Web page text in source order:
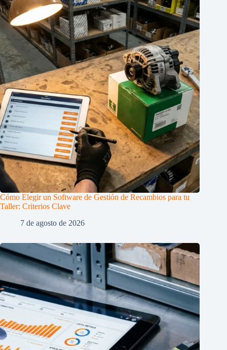
Cómo Elegir un Software de Gestión de Recambios para tu
Taller: Criterios Clave
7 de agosto de 2026